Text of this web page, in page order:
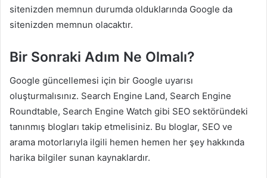
sitenizden memnun durumda olduklarında Google da
sitenizden memnun olacaktır.
Bir Sonraki Adım Ne Olmalı?
Google güncellemesi için bir Google uyarısı
oluşturmalısınız. Search Engine Land, Search Engine
Roundtable, Search Engine Watch gibi SEO sektöründeki
tanınmış blogları takip etmelisiniz. Bu bloglar, SEO ve
arama motorlarıyla ilgili hemen hemen her şey hakkında
harika bilgiler sunan kaynaklardır.